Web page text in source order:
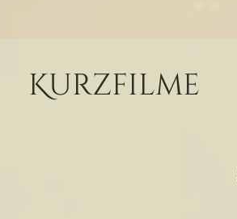
Kurzfilme